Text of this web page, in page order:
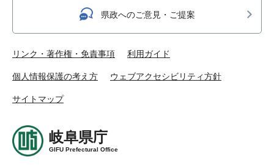
県政へのご意見・ご提案
リンク・著作権・免責事項 利用ガイド
個人情報保護の考え方 ウェブアクセシビリティ方針
サイトマップ
岐阜県庁
GIFU Prefectural Office